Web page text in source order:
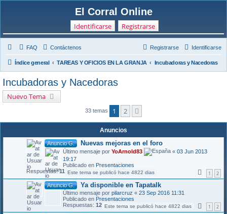
El Corral Online
Identificarse Registrarse
FAQ Contáctenos Identificarse
Registrarse
Índice general TAREAS Y OFICIOS EN LA GRANJA Incubadoras y Nacedoras
Incubadoras y Nacedoras
Nuevo Tema
33 temas 1 2
Anuncios
Anuncio G. Nuevas mejoras en el foro
Último mensaje por YoArnold83 « 03 Jun 2013
19:17
Publicado en Presentaciones
Respuestas:11 1 2
Este tema se publicó hace 4822 dias
Anuncio G. Ya disponible en Tapatalk
Último mensaje por pilarcruz « 23 Sep 2016 11:31
Publicado en Presentaciones
Respuestas: 12 1 2
Este tema se publicó hace 4822 dias